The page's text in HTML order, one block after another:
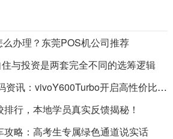
办理？东莞POS机公司推荐
与投资是两套完全不同的选筹逻辑
讯：vivoY600Turbo开启高性价比新体验
行，本地学员真实反馈揭秘！
攻略：高考生专属绿色通道说实话